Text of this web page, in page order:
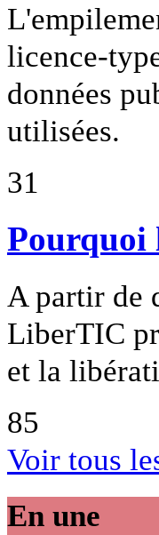
licence-
données
utilisées.
31
Pourquoi
A partir de
LiberTIC
et la
85
Voir tous
En une